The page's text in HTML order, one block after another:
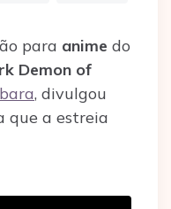
para anime do
Demon of
, divulgou
que a estreia